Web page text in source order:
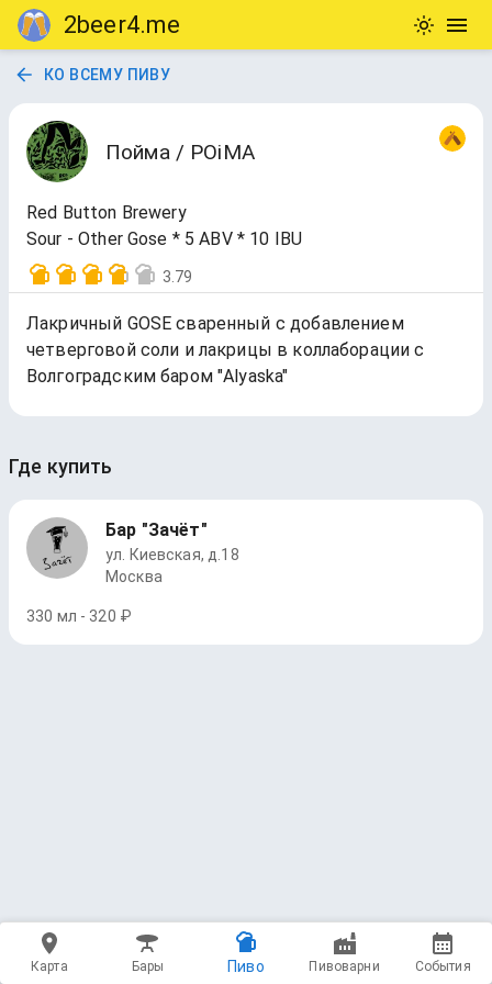
2beer4.me
КО ВСЕМУ ПИВУ
Пойма / POiMA
Red Button Brewery
Sour - Other Gose * 5 ABV * 10 IBU
3.79
Лакричный GOSE сваренный с добавлением
четверговой соли и лакрицы в коллаборации с
Волгоградским баром "Alyaska"
Где купить
Бар "Зачёт"
ул. Киевская, д.18
Москва
330 мл - 320 ₽
Карта Бары Пиво Пивоварни События